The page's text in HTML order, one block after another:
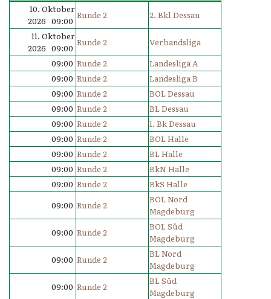
10. Oktober
2026 09:00
Runde 2
2. Bkl Dessau
11. Oktober
2026 09:00
Runde 2
Verbandsliga
09:00 Runde 2
Landesliga A
09:00 Runde 2
Landesliga B
09:00 Runde 2
BOL Dessau
09:00 Runde 2
BL Dessau
09:00 Runde 2
1. Bk Dessau
09:00 Runde 2
BOL Halle
09:00 Runde 2
BL Halle
09:00 Runde 2
BkN Halle
09:00 Runde 2
BkS Halle
09:00 Runde 2
BOL Nord
Magdeburg
09:00 Runde 2
BOL Süd
Magdeburg
09:00 Runde 2
BL Nord
Magdeburg
09:00 Runde 2
BL Süd
Magdeburg